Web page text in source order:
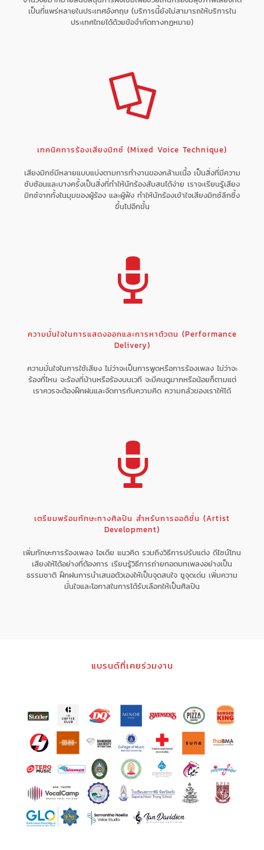
เป็นที่แพร่หลายในประเทศอังกฤษ (บริการนี้ยังไม่สามารถให้บริการใน
ประเทศไทยได้ด้วยข้อจำกัดทางกฏหมาย)
เทคนิคการร้องเสียงมิกซ์ (Mixed Voice Technique)
เสียงมิกซ์มีหลายแบบแบ่งตามการทำงานของกล้ามเนื้อ เป็นสิ่งที่มีความ
ซับซ้อนและบางครั้งเป็นสิ่งที่ทำให้นักร้องสับสนได้ง่าย เราจะเรียนรู้เสียง
มิกซ์จากทั้งในมุมของผู้ร้อง และผู้ฟัง ทำให้นักร้องเข้าใจเสียงมิกซ์ลึกซึ้ง
ขึ้นไปอีกขั้น
ความมั่นใจในการแสดงออกและการหาตัวตน (Performance
Delivery)
ความมั่นใจในการใช้เสียง ไม่ว่าจะเป็นการพูดหรือการร้องเพลง ไม่ว่าจะ
ร้องที่ไหน จะร้องที่บ้านหรือร้องบนเวที จะมีคนดูมากหรือน้อยก็ตามแต่
เราควรจะต้องฝึกฝนและจัดการกับความคิด ความกลัวของเราให้ได้
เตรียมพร้อมทักษะทางศิลปิน สำหรับการออดิชั่น (Artist
Development)
เพิ่มทักษะการร้องเพลง ไอเดีย แนวคิด รวมถึงวิธีการปรับแต่ง ดีไซน์โทน
เสียงให้ได้อย่างที่ต้องการ เรียนรู้วิธีการถ่ายทอดบทเพลงอย่างเป็น
ธรรมชาติ ฝึกฝนการนำเสนอตัวเองให้เป็นจุดสนใจ ชูจุดเด่น เพิ่มความ
มั่นใจและโอกาสในการได้รับเลือกให้เป็นศิลปิน
แบรนด์ที่เคยร่วมงาน